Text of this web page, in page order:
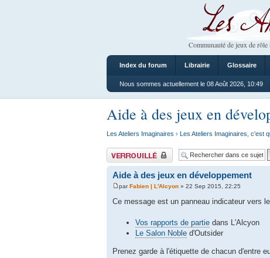
Les
Communauté de jeux de rôle
Index du forum Librairie Glossaire
Nous sommes actuellement le 08 Août 2026, 10:49
Aide à des jeux en
Les Ateliers Imaginaires › Les Ateliers Imaginaires, c’est
Sujet verrouillé
Aide à des jeux en développement
parFabien | L'Alcyon » 22 Sep 2015, 22:25
Ce message est un panneau indicateur vers
Vos rapports de partie dans L'Alcyon
Le Salon Noble d'Outsider
Prenez garde à l'étiquette de chacun d'entre